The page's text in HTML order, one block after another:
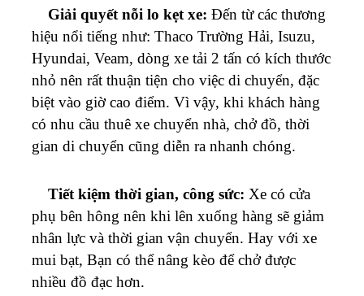
Giải quyết nỗi lo kẹt xe: Đến từ các thương
hiệu nổi tiếng như: Thaco Trường Hải, Isuzu,
Hyundai, Veam, dòng xe tải 2 tấn có kích thước
nhỏ nên rất thuận tiện cho việc di chuyển, đặc
biệt vào giờ cao điểm. Vì vậy, khi khách hàng
có nhu cầu thuê xe chuyển nhà, chở đồ, thời
gian di chuyển cũng diễn ra nhanh chóng.
Tiết kiệm thời gian, công sức: Xe có cửa
phụ bên hông nên khi lên xuống hàng sẽ giảm
nhân lực và thời gian vận chuyển. Hay với xe
mui bạt, Bạn có thể nâng kèo để chở được
nhiều đồ đạc hơn.